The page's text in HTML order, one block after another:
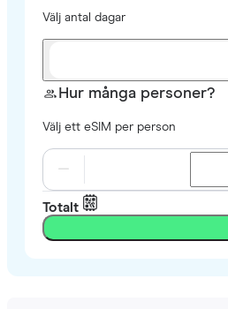
Välj antal dagar
Hur många personer?
Välj ett eSIM per person
Totalt